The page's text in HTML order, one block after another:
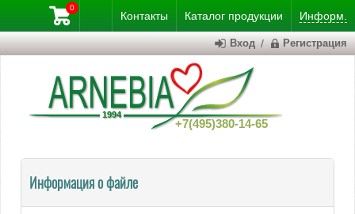
Контакты Каталог продукции Информ.
+7(495)380-14-65
0
Вход / Регистрация
Информация о файле